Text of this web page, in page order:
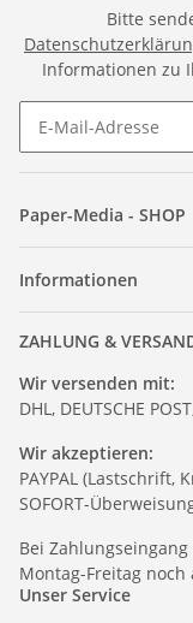
Bitte
Informationen zu
Paper-Media - SHOP
Informationen
ZAHLUNG &
Wir versenden mit:
DHL, DEUTSCHE
Wir akzeptieren:
PAYPAL (Lastschrift,
SOFORT-
Bei
Montag-Freitag noch
Unser Service